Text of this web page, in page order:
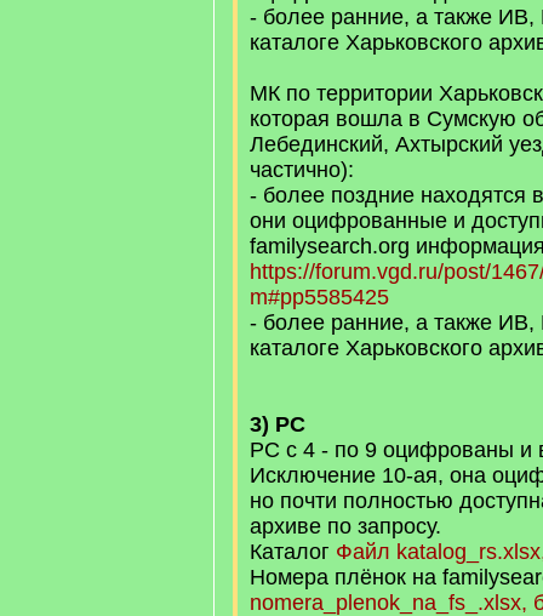
- более ранние, а также ИВ,
каталоге Харьковского
МК по территории
которая вошла в Сумскую
Лебединский, Ахтырский
частично):
- более поздние находятся
они оцифрованные и
familysearch.org
https://forum.vgd.ru/post/
m#pp5585425
- более ранние, а также ИВ,
каталоге Харьковского
3) РС
РС с 4 - по 9 оцифрованы и
Исключение 10-ая, она
но почти полностью
архиве по запросу.
Каталог Файл
Номера плёнок на
nomera_plenok_na_fs_.xlsx,